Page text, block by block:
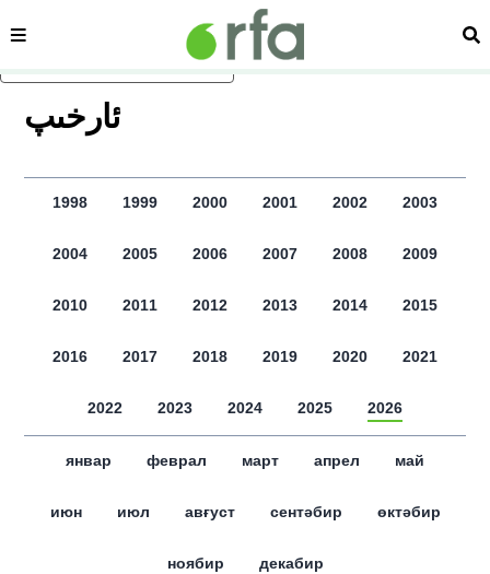
асаслиқ мәзмунға атлаң
сәһипә
ﺋﺎﺭﺧﯩﭗ
1998 1999 2000 2001 2002 2003
2004 2005 2006 2007 2008 2009
2010 2011 2012 2013 2014 2015
2016 2017 2018 2019 2020 2021
2022 2023 2024 2025 2026
январ феврал март апрел май
июн июл авғуст сентәбир өктәбир
ноябир декабир